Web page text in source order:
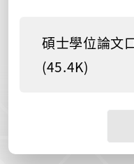
碩士學位論文
(45.4K)